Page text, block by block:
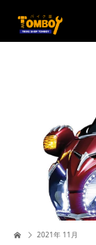
2021年 11月